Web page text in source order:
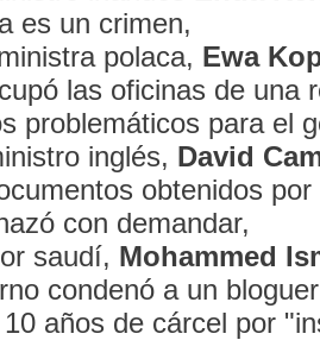
es un crimen,
polaca, Ewa
las oficinas de una
problemáticos para el
inglés, David
obtenidos
con demandar,
saudí, Mohammed
condenó a un
años de cárcel por